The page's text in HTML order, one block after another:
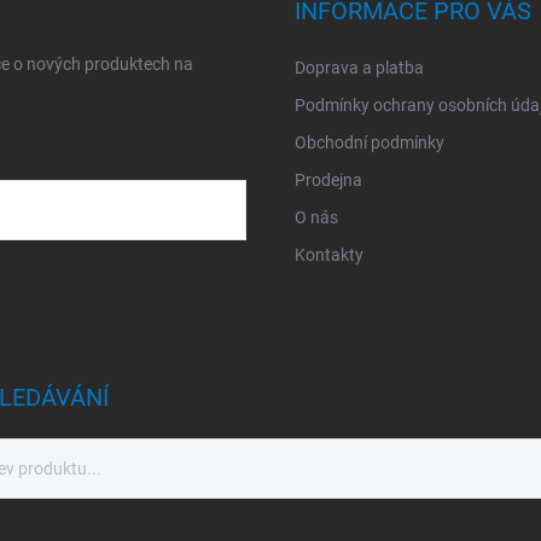
o nových produktech na
INFORMACE PRO VÁS
Doprava a platba
Podmínky ochrany osobních
Obchodní podmínky
Prodejna
O nás
Kontakty